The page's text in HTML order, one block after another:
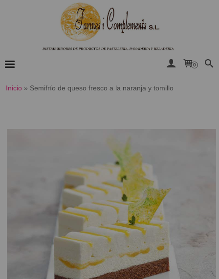
0
Inicio » ​Semifrío de queso fresco a la naranja y tomillo